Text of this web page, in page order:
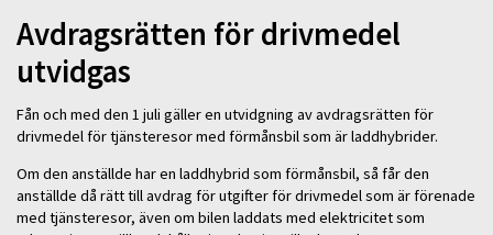
Avdragsrätten för drivmedel
utvidgas
Fån och med den 1 juli gäller en utvidgning av avdragsrätten för
drivmedel för tjänsteresor med förmånsbil som är laddhybrider.
Om den anställde har en laddhybrid som förmånsbil, så får den
anställde då rätt till avdrag för utgifter för drivmedel som är förenade
med tjänsteresor, även om bilen laddats med elektricitet som